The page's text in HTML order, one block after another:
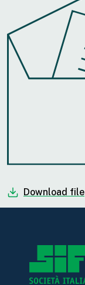
Download file